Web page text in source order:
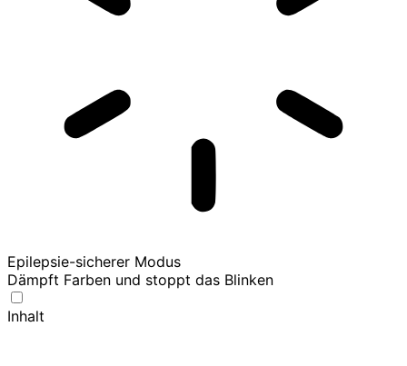
Epilepsie-sicherer Modus
Dämpft Farben und stoppt das Blinken
Inhalt